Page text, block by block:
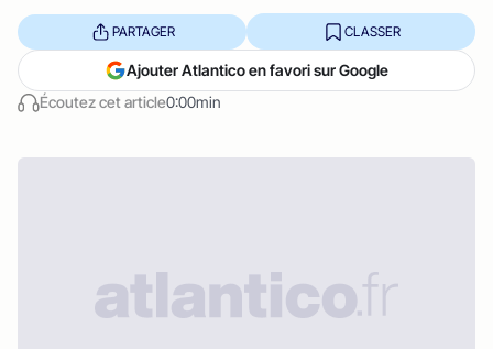
Écoutez cet article0:00min
PARTAGER CLASSER
Ajouter Atlantico en favori sur Google